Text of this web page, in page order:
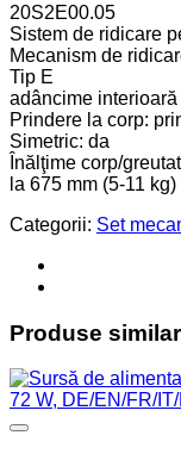
20S2E00.05
Sistem de ridicare
Mecanism de
Tip E
adâncime
Prindere la corp:
Simetric: da
Înălţime corp/
la 675 mm (5-11 kg)
Categorii: Set
Produse